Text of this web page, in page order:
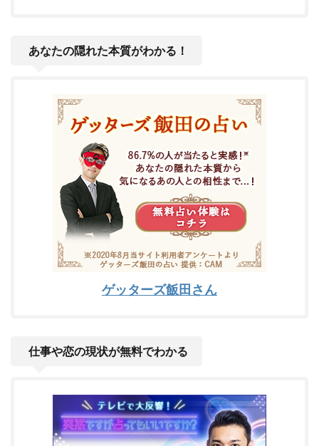
あなたの隠れた本質がわかる！
ゲッターズ飯田さん
仕事や恋の現状が無料でわかる